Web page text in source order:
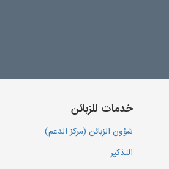
خدمات للزبائن
شؤون الزبائن (مركز الدعم)
التذكير